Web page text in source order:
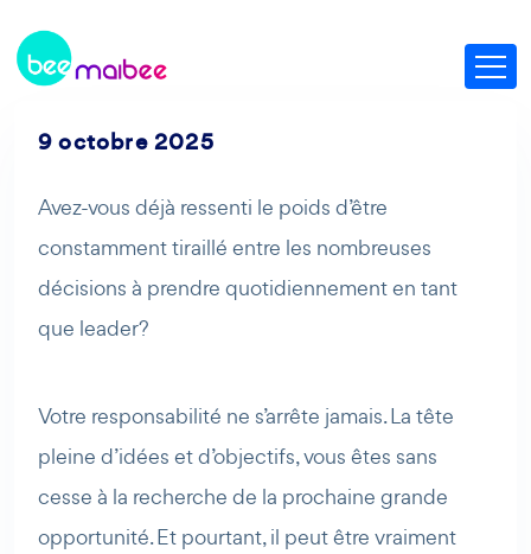
9 octobre 2025
Avez-vous déjà ressenti le poids d’être
constamment tiraillé entre les nombreuses
décisions à prendre quotidiennement en tant
que leader?
Votre responsabilité ne s’arrête jamais. La tête
pleine d’idées et d’objectifs, vous êtes sans
cesse à la recherche de la prochaine grande
opportunité. Et pourtant, il peut être vraiment